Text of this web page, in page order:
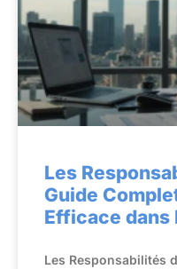
Les
Guide
Efficace dans
Les Responsabilités